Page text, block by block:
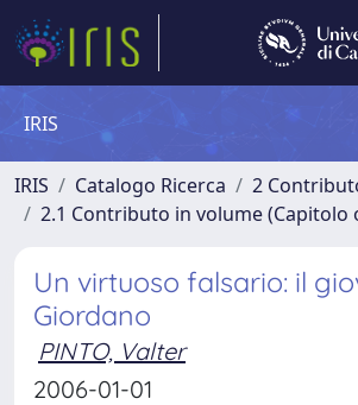
IRIS
IRIS Catalogo Ricerca
2
2.1 Contributo in volume (Capitolo
Un virtuoso falsario: il
Giordano
PINTO, Valter
2006-01-01